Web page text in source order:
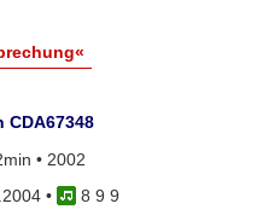
CDA67348
• 2002
•
8 9 9